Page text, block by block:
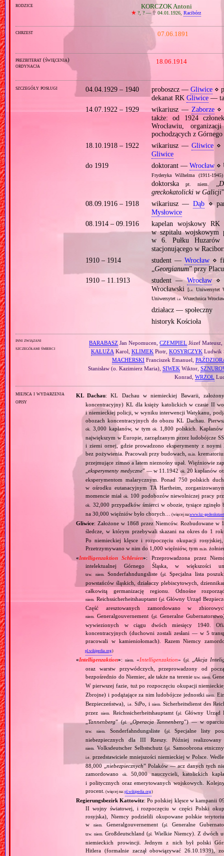
rodzice KORCZOK Antoni
🞲 ?, ? —🕆 04.01.1926,Racibórz
chrzest 07.06.1891
prezbiterat (święcenia)
ordynacja
18.06.1914
szczegóły posługi 04.04.1929 – 1940 proboszcz —Gliwice ⋄
dekanat RK Gliwice—
14.07.1922 – 1929
wikariusz — Zaborze⋄
także: od 1924
Wrocławiu,
pochodzących z Górnego
18.10.1918 – 1922
wikariusz —Gliwice ⋄
Gliwice
do 1919
doktorant — Wrocław⋄
Fryderyka Wilhelma
doktorskapt. niem.„
greckokatolicki w Galicji
08.09.1916 – 1918
wikariusz — Dąb ⋄
Mysłowice
08.1914 – 09.1916
kapelan wojskowy
w szpitalu wojskowym
w 6. Pułku
stacjonującego w
1910 – 1914
student —Wrocław ⋄
Georgianum” przy
1910 – 11.1913
student —Wrocław⋄
Wrocławski[i.e.
Uniwersytet
Uniwersytet i.e. Wszechnica
działacz — społeczny
historyk Kościoła
inni związani
szczegółami śmierci
BARABASZ Jan Nepomucen,CZEMPIEL Józef Mateusz,
KAŁUŻA Karol, KLIMEKPiotr, KOSYRCZYKLudwik
MACHERSKIFranciszek Emanuel,
Stanisław (o. Kazimierz Maria), SIWEKWiktor,
Konrad, WRZOŁ
miejsca i wydarzenia
opisy
KL Dachau: KL Dachau w niemieckiej Bawarii,
koncentracyjny) KL dla księży katolickich w czasie II
i niemieckiej policji, w wyniku interwencji Watykanu,
obozach koncentracyjnych do obozu KL Dachau.
ok. 3,000 kapłanów, w tymok.
1,800 polskich.
największym w Europie, zarządzanym przez ludobójcze
i ziemi ornej, gdzie prowadzono eksperymenty z
bez pożywienia. Pracowali przy budowach,m.in.
przejmujące zimno a latem nieznośny upał. Więźniowie
„eksperymenty medyczne” — w 11.1942ok. 20 kapłanów
eksperymentom malarycznym. Ponad 750 polskich
w ośrodku eutanacyjnym TA Hartheim,
momencie miałok. 100 podobozów niewolniczej pracy
ok.
32,000 przypadków śmierci w obozie, tysiące
na 30,000 więźniów było chorych…
(więcej na:www.kz-
Gliwice: Założone w 1868 przez Niemców. Rozbudowane
śledcze, w którym przebywali skazani na okres do 1
Po niemieckiej klęsce i rozpoczęciu okupacji
Przetrzymywano w nim do 1,000 więźniów, tymm.in.
«Intelligenzaktion Schlesien»: Przeprowadzona przez
intelektualnej Górnego Śląska, w większości
tzw. niem. Sonderfahndungsliste (pl.
Specjalna lista
powstańców śląskich, działaczy plebiscytowych,
całkowitą germanizację regionu. Odnośne
niem. Reichssicherheitshauptamt (pl.
Główny Urząd
Część aresztowanych zamordowano w
niem. Generalgouvernement (pl.
Generalne
wywiezionych w ciągu dwóch miesięcy 1940.
koncentracyjnych (duchowni zostali zesłani — w 5
pracowali w kamieniołomach). Razem Niemcy
pl.wikipedia.org)
«Intelligenzaktion»: niem. «Intelligenzaktion» (pl. „Akcja
oraz warstw przywódczych, przeprowadzony od
bezpośrednio do Niemiec, ale także na terenie tzw. niem.
W pierwszej fazie, tuż po rozpoczęciu okupacji
Zbrojne) i podążające za nim ludobójcze jednostkiniem.
Bezpieczeństwa),
i.e. SiPo, i niem.
Sicherheitsdienst des
przezniem. Reichssicherheitshauptamt (pl.
Główny Urząd
„Tannenberg” (pl.„Operacja Tannenberg”) — w oparciu
tzw. niem. Sonderfahndungsliste (pl.
Specjalne listy
niebezpiecznych dla III Rzeszy. Później
niem. Volksdeutscher Selbstschutz (pl. Samoobrona
i.e.
przedstawiciele mniejszości niemieckiej w Polsce.
88,000 „niebezpiecznych” Polaków — acz danych tych
zamordowano
ok.
50,000 nauczycieli, katolickich
i politycznych oraz emerytowanych wojskowych.
procent. (więcej na:pl.wikipedia.org)
Regierungsbezirk Kattowitz: Po polskiej klęsce w kampanii
II wojny światowej, i rozpoczęciu w części Polski
rosyjska), Niemcy podzielili okupowane polskie
wniem. Generalgouvernement (pl. Generalne
tzw. niem. Großdeutschland (pl.
Wielkie Niemcy). Z dwóch
niemieckich prowincji. Jednym z nich był polski
Hitlera (formalnie zaczął obowiązywać 26.10.1939),